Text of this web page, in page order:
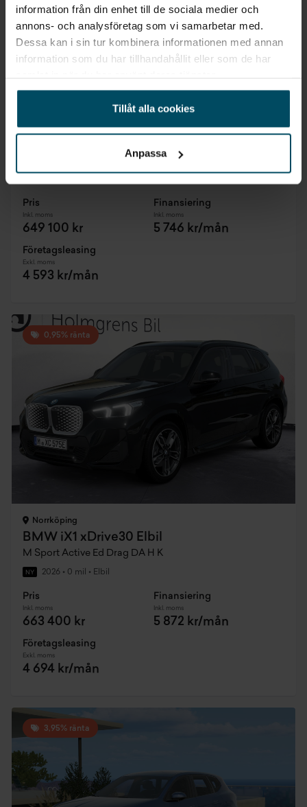
information från din enhet till de sociala medier och
annons- och analysföretag som vi samarbetar med.
Dessa kan i sin tur kombinera informationen med annan
information som du har tillhandahållit eller som de har
Tillåt alla cookies
Anpassa
Norrköping
M Sport Business Ed Drag Innovation H K HUD DA
Pris
Inkl. moms
649 100 kr
Finansiering
Inkl. moms
5 746 kr/mån
Företagsleasing
Exkl. moms
4 593 kr/mån
0,95% ränta
Norrköping
BMW iX1 xDrive30 Elbil
M Sport Active Ed Drag DA H K
NY 2026 • 0 mil • Elbil
Pris
Inkl. moms
663 400 kr
Finansiering
Inkl. moms
5 872 kr/mån
Företagsleasing
Exkl. moms
4 694 kr/mån
3,95% ränta